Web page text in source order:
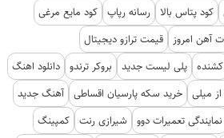
کود پتاس بالا رسانه رپاپ کود مایع مرغی
آهن امروز
قیمت ترازو دیجیتال
کشنده پلی لیست جدید بروکر ترندو دانلود اهنگ
میلی خرید سکه پارسیان اقساطی آهنگ جدید
نمایندگی تعمیرات دوو شیرازی رنت کمپینگ